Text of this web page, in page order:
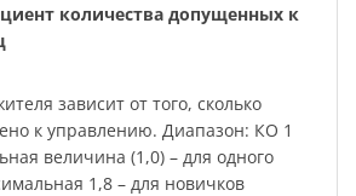
количества допущенных к
зависит от того, сколько
к управлению. Диапазон: КО 1
величина (1,0) – для одного
1,8 – для новичков